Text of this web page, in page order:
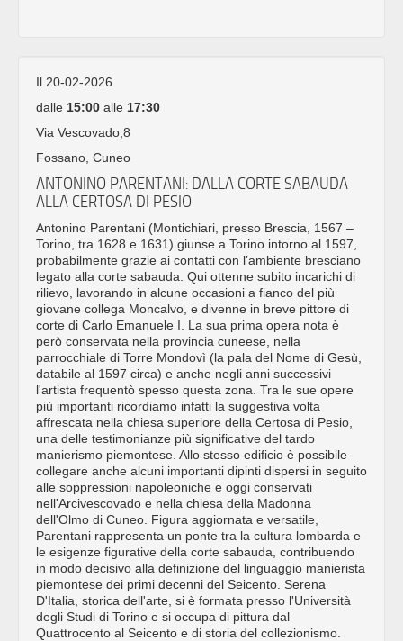
Il 20-02-2026
dalle 15:00 alle 17:30
Via Vescovado,8
Fossano, Cuneo
ANTONINO PARENTANI: DALLA CORTE SABAUDA
ALLA CERTOSA DI PESIO
Antonino Parentani (Montichiari, presso Brescia, 1567 –
Torino, tra 1628 e 1631) giunse a Torino intorno al 1597,
probabilmente grazie ai contatti con l’ambiente bresciano
legato alla corte sabauda. Qui ottenne subito incarichi di
rilievo, lavorando in alcune occasioni a fianco del più
giovane collega Moncalvo, e divenne in breve pittore di
corte di Carlo Emanuele I. La sua prima opera nota è
però conservata nella provincia cuneese, nella
parrocchiale di Torre Mondovì (la pala del Nome di Gesù,
databile al 1597 circa) e anche negli anni successivi
l'artista frequentò spesso questa zona. Tra le sue opere
più importanti ricordiamo infatti la suggestiva volta
affrescata nella chiesa superiore della Certosa di Pesio,
una delle testimonianze più significative del tardo
manierismo piemontese. Allo stesso edificio è possibile
collegare anche alcuni importanti dipinti dispersi in seguito
alle soppressioni napoleoniche e oggi conservati
nell'Arcivescovado e nella chiesa della Madonna
dell'Olmo di Cuneo. Figura aggiornata e versatile,
Parentani rappresenta un ponte tra la cultura lombarda e
le esigenze figurative della corte sabauda, contribuendo
in modo decisivo alla definizione del linguaggio manierista
piemontese dei primi decenni del Seicento. Serena
D'Italia, storica dell'arte, si è formata presso l'Università
degli Studi di Torino e si occupa di pittura dal
Quattrocento al Seicento e di storia del collezionismo.